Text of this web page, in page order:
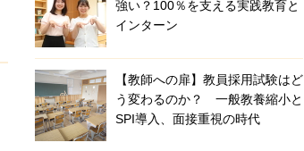
強い？100％を支える実践教育と
インターン
【教師への扉】教員採用試験はど
う変わるのか？ 一般教養縮小と
SPI導入、面接重視の時代